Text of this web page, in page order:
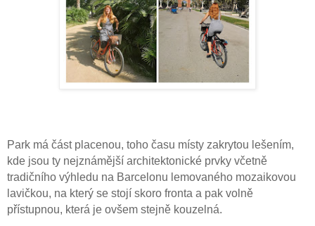
Park má část placenou, toho času místy zakrytou lešením,
kde jsou ty nejznámější architektonické prvky včetně
tradičního výhledu na Barcelonu lemovaného mozaikovou
lavičkou, na který se stojí skoro fronta a pak volně
přístupnou, která je ovšem stejně kouzelná.